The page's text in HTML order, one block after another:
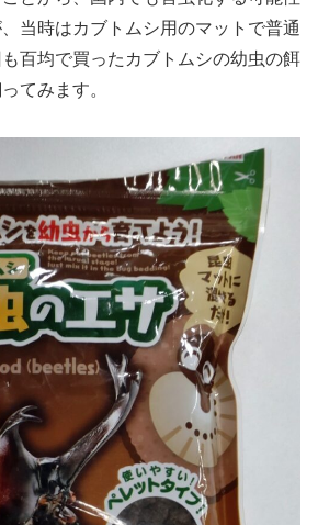
当時はカブトムシ用のマットで普通
百均で買ったカブトムシの幼虫の餌
てみます。